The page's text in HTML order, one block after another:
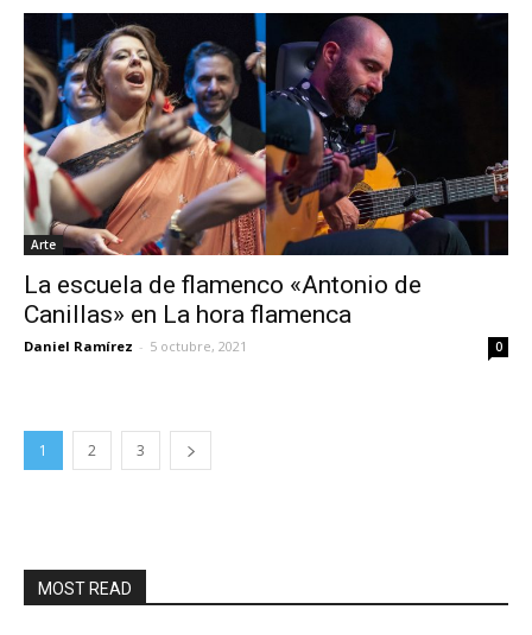
Arte
La escuela de flamenco «Antonio de
Canillas» en La hora flamenca
Daniel Ramírez - 5 octubre, 2021 0
1 2 3
MOST READ